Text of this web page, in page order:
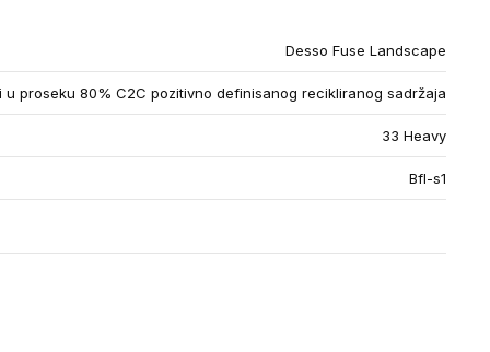
Desso Fuse Landscape
u proseku 80% C2C pozitivno definisanog recikliranog sadržaja
33 Heavy
Bfl-s1